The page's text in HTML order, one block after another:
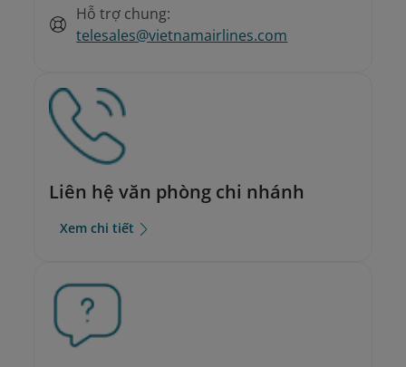
Hỗ trợ chung:
telesales@vietnamairlines.com
Liên hệ văn phòng chi nhánh
Xem chi tiết